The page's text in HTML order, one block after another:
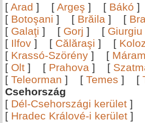
[ Arad ] [ Argeş ] [ Bákó ]
[ Botoşani ] [ Brăila ] [
[ Galaţi ] [ Gorj ] [ Giurgiu
[ Ilfov ] [ Călăraşi ] [
[ Krassó-Szörény ] [
[ Olt ] [ Prahova ] [
[ Teleorman ] [ Temes ] [
Csehország
[ Dél-Csehországi kerület ]
[ Hradec Králové-i kerület ]